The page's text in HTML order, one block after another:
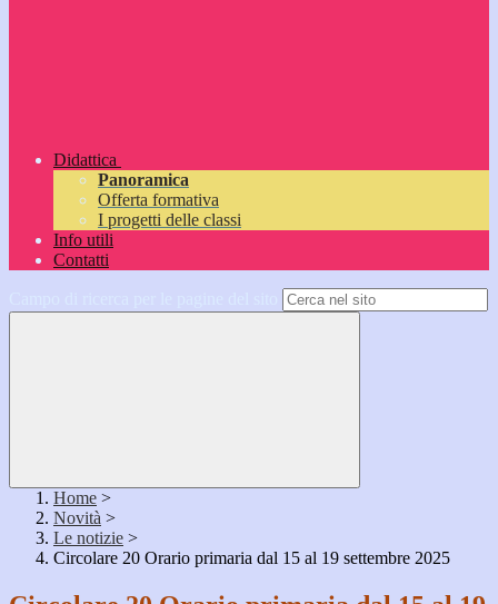
Didattica
Panoramica
Offerta formativa
I progetti delle classi
Info utili
Contatti
Home >
Novità >
Le notizie >
Circolare 20 Orario primaria dal 15 al 19 settembre 2025